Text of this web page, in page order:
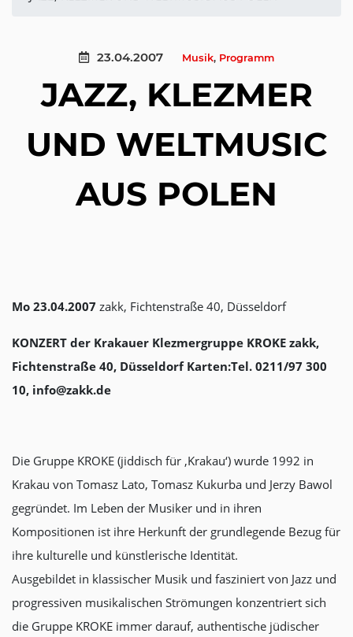
23.04.2007 Musik, Programm
JAZZ, KLEZMER
UND WELTMUSIC
AUS POLEN
Mo 23.04.2007 zakk, Fichtenstraße 40, Düsseldorf
KONZERT der Krakauer Klezmergruppe KROKE zakk,
Fichtenstraße 40, Düsseldorf Karten:Tel. 0211/97 300
10, info@zakk.de
Die Gruppe KROKE (jiddisch für ‚Krakau‘) wurde 1992 in
Krakau von Tomasz Lato, Tomasz Kukurba und Jerzy Bawol
gegründet. Im Leben der Musiker und in ihren
Kompositionen ist ihre Herkunft der grundlegende Bezug für
ihre kulturelle und künstlerische Identität.
Ausgebildet in klassischer Musik und fasziniert von Jazz und
progressiven musikalischen Strömungen konzentriert sich
die Gruppe KROKE immer darauf, authentische jüdischer